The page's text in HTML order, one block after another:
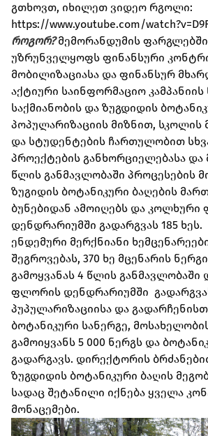
გთხოვთ, იხილეთ ვიდეო რგოლი:
https://www.youtube.com/
როგორ?მემორანდუმის ფარგლებში,
უზრუნველყოფს ფინანსური
მობილიზაციასა და ფინანსურ
აქტიური საინფორმაციო კამპანიის
საქმიანობის და ზუგდიდის
პოპულარიზაციის მიზნით, სკოლის
და სტუდენტების ჩართულობით
პროექტების განხორციელებასა
წლის განმავლობაში პროცესების
ზუგიდის ბოტანიკური ბაღების
ბუნებიდან ამოიღებს და
დენდრარიუმში გადარგვას 185
ენდემური მერქნიანი
შეგროვებას, 370 ხე მცენარის
გამოყვანას 4 წლის
ფლორის დენდრარიუმში
პუპულარიზაციისა და
ბოტანიკური სანერგე,
გამოიყვანს 5 000 ნერგს და
გადარგავს. დირექტორის
ზუგდიდის ბოტანიკური ბაღის
სადაც შეტანილი იქნება ყველა
მონაცემები.